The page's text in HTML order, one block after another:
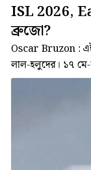
ISL 2026,
ব্রুজো?
Oscar Bruzon : এই
লাল-হলুদের। ১৭ মে-